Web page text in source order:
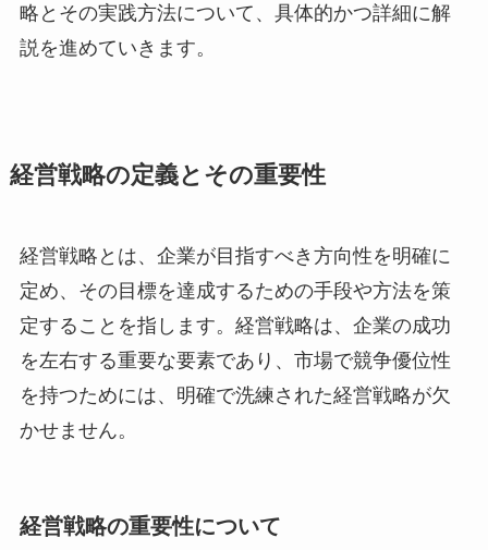
略とその実践方法について、具体的かつ詳細に解
説を進めていきます。
経営戦略の定義とその重要性
経営戦略とは、企業が目指すべき方向性を明確に
定め、その目標を達成するための手段や方法を策
定することを指します。経営戦略は、企業の成功
を左右する重要な要素であり、市場で競争優位性
を持つためには、明確で洗練された経営戦略が欠
かせません。
経営戦略の重要性について